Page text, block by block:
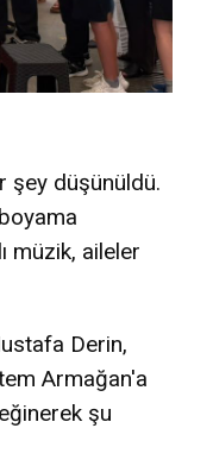
şey düşünüldü.
müzik, aileler
Derin,
Armağan'a
şu